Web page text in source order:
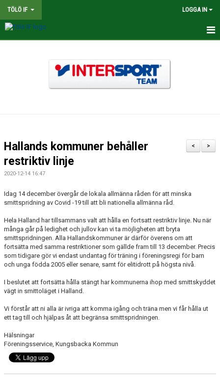
TÖLÖ IF LOGGA IN
MATCHER
KALENDER
LEDARE
FÖRENINGSINFO
TÖLÖFONDEN
KIOSKEN
EVENEMANG
FOTBOLLSSKOLAN P/F 2020 & 2021
ÖVRIGT
>
<
Hallands kommuner behåller
restriktiv linje
2020-12-14 16:47
Idag 14 december övergår de lokala allmänna råden för att minska
smittspridning av Covid -19 till att bli nationella allmänna råd.
Hela Halland har tillsammans valt att hålla en fortsatt restriktiv linje. Nu när
många går på ledighet och jullov kan vi ta möjligheten att bryta
smittspridningen. Alla Hallandskommuner är därför överens om att
fortsätta med samma restriktioner som gällde fram till 13 december. Precis
som tidigare gör vi endast undantag för träning i föreningsregi för barn
och unga födda 2005 eller senare, samt för elitidrott på högsta nivå.
I beslutet att fortsätta hålla stängt har kommunerna ihop med smittskyddet
vägt in smittoläget i Halland.
Vi förstår att ni alla är ivriga att komma igång och träna men vi får hålla ut
ett tag till och hjälpas åt att begränsa smittspridningen.
Hälsningar
Föreningsservice, Kungsbacka Kommun